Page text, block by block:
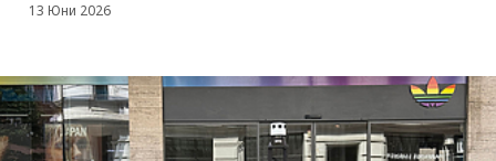
13 Юни 2026